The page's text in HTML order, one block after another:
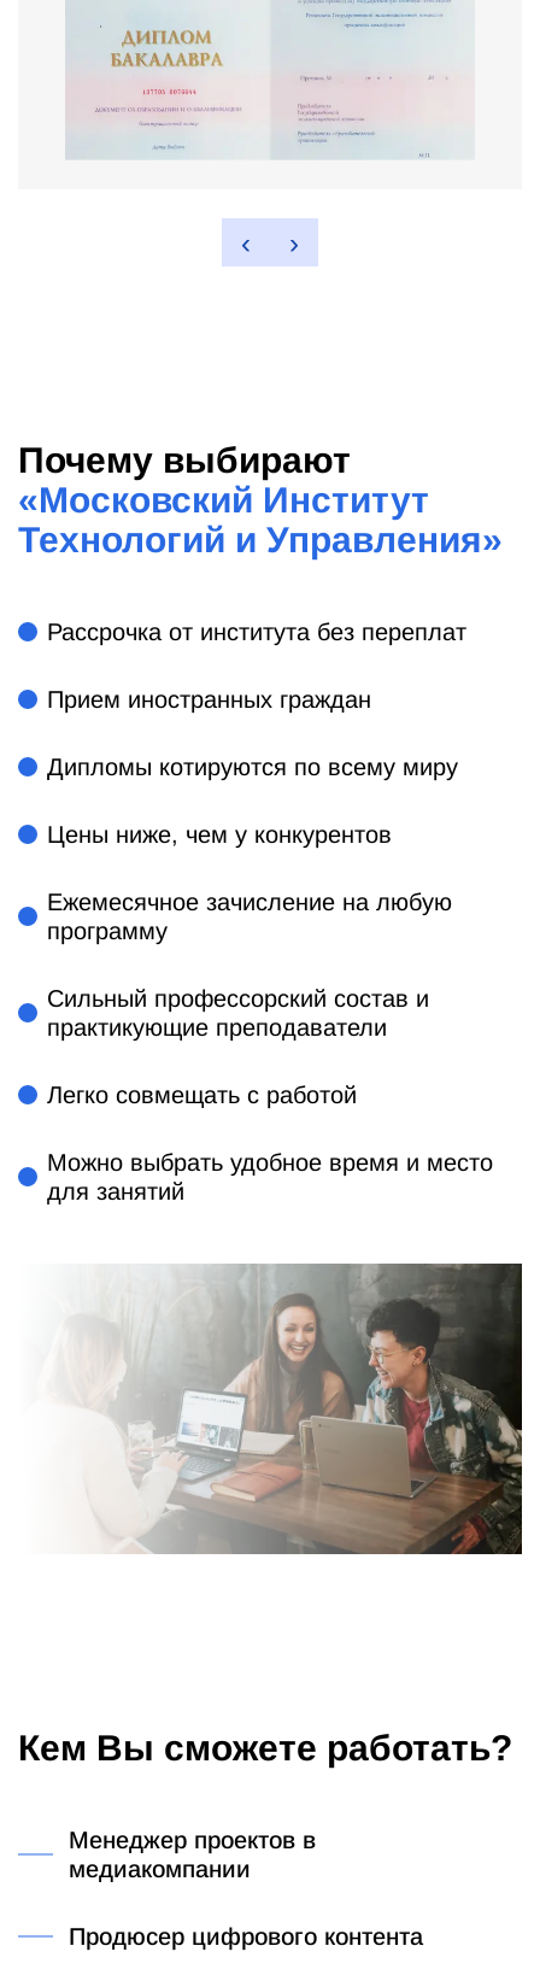
‹ ›
Почему выбирают
«Московский Институт
Технологий и Управления»
Рассрочка от института без переплат
Прием иностранных граждан
Дипломы котируются по всему миру
Цены ниже, чем у конкурентов
Ежемесячное зачисление на любую
программу
Сильный профессорский состав и
практикующие преподаватели
Легко совмещать с работой
Можно выбрать удобное время и место
для занятий
Кем Вы сможете работать?
Менеджер проектов в
медиакомпании
Продюсер цифрового контента